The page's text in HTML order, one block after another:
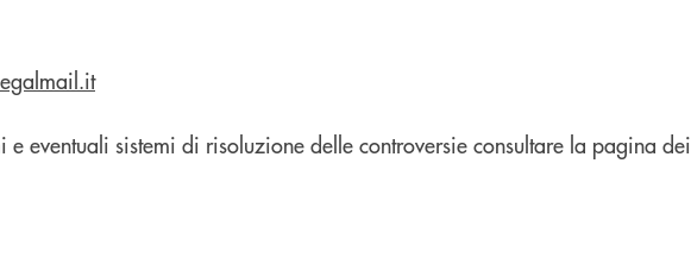
e eventuali sistemi di risoluzione delle controversie consultare la pagina dei